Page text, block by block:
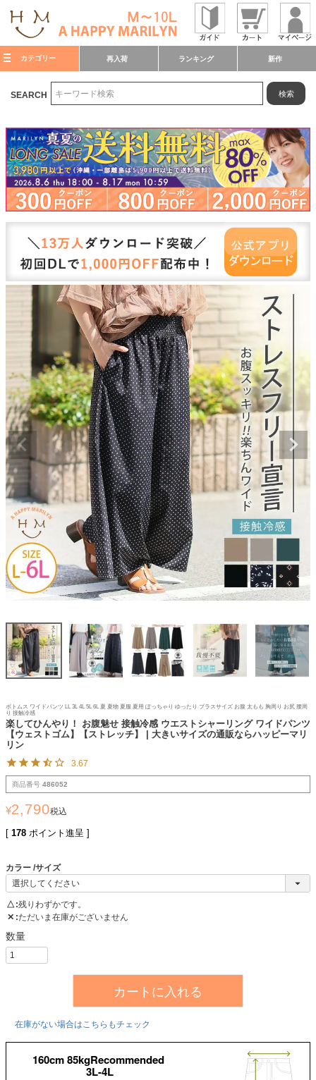
カテゴリー 再入荷 ランキング 新作
SEARCH 検索
ボトムス ワイドパンツ LL 3L 4L 5L 6L 夏 夏物 夏服 夏用 ぽっちゃり ゆったり プラスサイズ お腹 太もも 胸周り お尻 腰周
り 接触冷感
楽してひんやり！ お腹魅せ 接触冷感 ウエストシャーリング ワイドパンツ
【ウェストゴム】【ストレッチ】 | 大きいサイズの通販ならハッピーマリ
リン
3.67
商品番号 486052
¥2,790税込
[ 178 ポイント進呈 ]
カラー サイズ
△ 残りわずかです。
✕ ただいま在庫がございません
カートに入れる
在庫がない場合はこちらもチェック
160cm 85kgRecommended
3L-4L